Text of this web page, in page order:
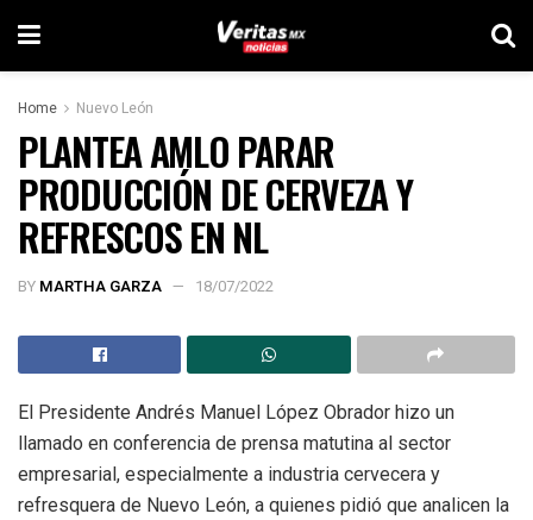
Home Nuevo León
PLANTEA AMLO PARAR
PRODUCCIÓN DE CERVEZA Y
REFRESCOS EN NL
BY MARTHA GARZA 18/07/2022
El Presidente Andrés Manuel López Obrador hizo un
llamado en conferencia de prensa matutina al sector
empresarial, especialmente a industria cervecera y
refresquera de Nuevo León, a quienes pidió que analicen la